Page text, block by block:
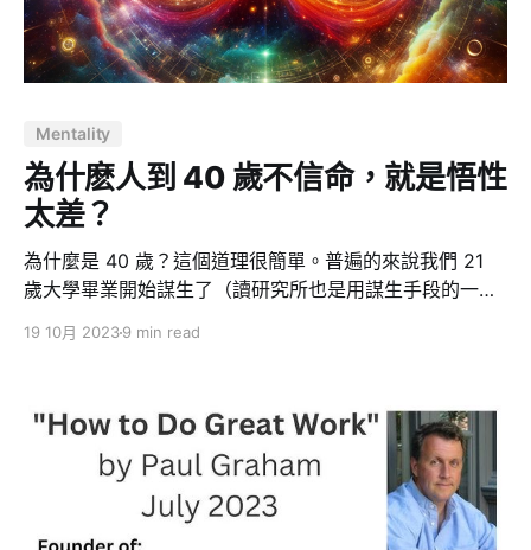
先，談談脈輪是什麼。脈輪通常被視為印度瑜伽的一個概
念，代表我們身體的不同能量中心，與中醫的穴位有一定
的相似性。脈輪以不同的顏色和位置來標示，可以幫助我
失衡症狀，我們可以初步瞭解自己的身體和情感狀態。 舉
例來說，談到情感，腸胃可能是身體中對情緒最敏感的器
官之一。你是否曾經因壓力而感到胃部不適？或者因憤怒
而感到腸胃不安？這並不是
Mentality
為什麽人到 40 歲不信命，就是悟性
太差？
為什麼是 40 歲？這個道理很簡單。普遍的來說我們 21
歲大學畢業開始謀生了（讀研究所也是用謀生手段的一
士，它確實是有一個擇業選擇在裡邊了。它屬於另外一件
走到社會生活中去了。走到社會生活中去了以後，到 40
歲經過多少年？20 年。這 20 年的生命感受，這 20 年能
與能的互相比較，你有足夠的材料，讓你看到成功與失
敗。所謂成功與失敗，直至外在的富貴程度、貧賤程度。
19 10月 20239 min read